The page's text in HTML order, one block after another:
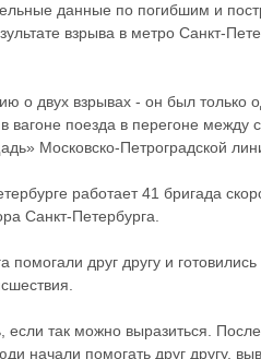
данные по погибшим и
взрыва в метро Санкт-
о двух взрывах - он был только
вагоне поезда в перегоне между
Московско-Петроградской
работает 41 бригада
Санкт-Петербурга.
друг другу и
так можно выразиться.
начали помогать друг другу,